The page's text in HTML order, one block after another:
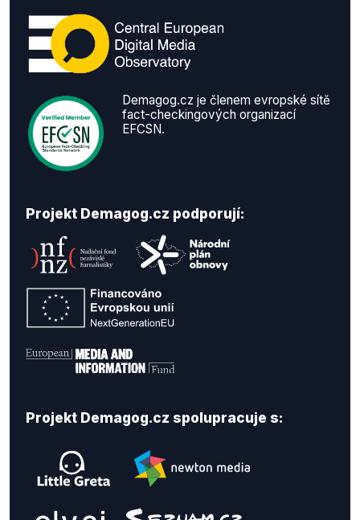
Demagog.cz je členem evropské sítě
fact-checkingových organizací
EFCSN.
Projekt Demagog.cz podporují:
Projekt Demagog.cz spolupracuje s: